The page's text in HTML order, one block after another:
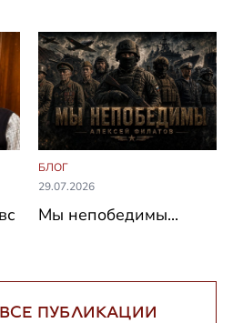
БЛОГ
29.07.2026
Мы непобедимы...
ПУБЛИКАЦИИ